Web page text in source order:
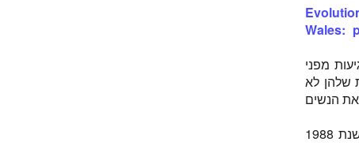
Wales:
מפני
לראות שהכמות שלהן לא
הנשים
באנגליה החיסון נגד אדמת הוכנס לשימוש ב-1970 עבור ילדות בנות 11-13, ומשנת 1988